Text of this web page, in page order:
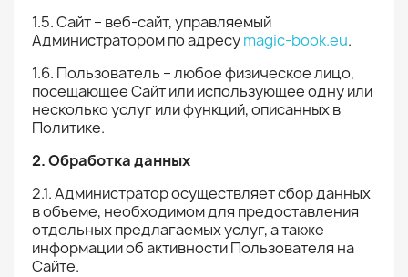
1.5. Сайт – веб-сайт, управляемый
Администратором по адресуmagic-book.eu.
1.6. Пользователь – любое физическое лицо,
посещающее Сайт или использующее одну или
несколько услуг или функций, описанных в
Политике.
2. Обработка данных
2.1. Администратор осуществляет сбор данных
в объеме, необходимом для предоставления
отдельных предлагаемых услуг, а также
информации об активности Пользователя на
Сайте.